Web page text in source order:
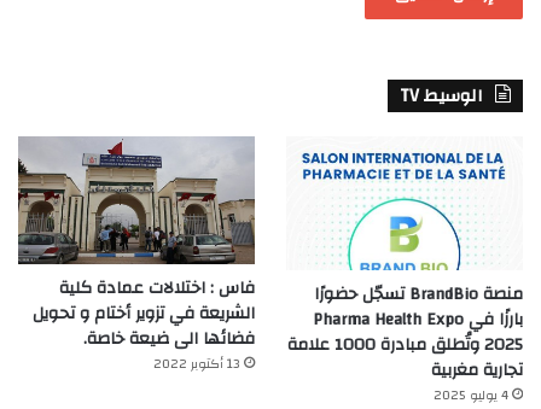
الوسيط TV
منصة BrandBio تسجّل حضورًا
بارزًا في Pharma Health Expo
2025 وتُطلق مبادرة 1000 علامة
تجارية مغربية
4 يوليو 2025
فاس : اختلالات عمادة كلية
الشريعة في تزوير أختام و تحويل
فضائها الى ضيعة خاصة.
13 أكتوبر 2022